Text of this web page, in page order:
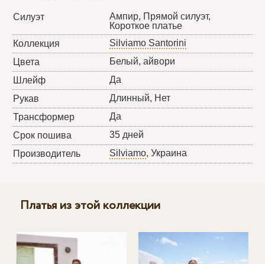
Силуэт
Ампир, Прямой силуэт,
Короткое платье
Коллекция
Silviamo Santorini
Цвета
Белый, айвори
Шлейф
Да
Рукав
Длинный, Нет
Трансформер
Да
Срок пошива
35 дней
Производитель
Silviamo, Украина
Платья из этой коллекции